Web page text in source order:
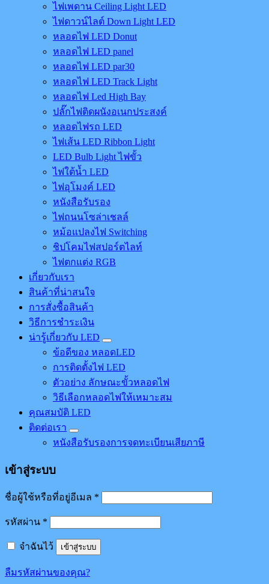
ไฟเพดาน Ceiling Light LED
ไฟดาวน์ไลต์ Down Light LED
หลอดไฟ LED Donut
หลอดไฟ LED panel
หลอดไฟ LED par30
หลอดไฟ LED Track Light
หลอดไฟ Led High Bay
ปลั๊กไฟติดผนังอเนกประสงค์
หลอดไฟรถ LED
ไฟเส้น LED Ribbon Light
LED Bulb Light ไฟขั้ว
ไฟใต้น้ำ LED
ไฟอุโมงค์ LED
หนังสือรับรอง
ไฟถนนโซล่าเชลล์
หม้อแปลงไฟ Switching
ชิปโคมไฟสปอร์ตไลท์
ไฟตกแต่ง RGB
เกี่ยวกับเรา
สินค้าที่น่าสนใจ
การสั่งซื้อสินค้า
วิธีการชำระเงิน
น่ารู้เกี่ยวกับ LED
ข้อดีของ หลอดLED
การติดตั้งไฟ LED
ตัวอย่าง ลักษณะขั้วหลอดไฟ
วิธีเลือกหลอดไฟให้เหมาะสม
คุณสมบัติ LED
ติดต่อเรา
หนังสือรับรองการจดทะเบียนเสียภาษี
เข้าสู่ระบบ
ชื่อผู้ใช้หรือที่อยู่อีเมล *
รหัสผ่าน *
จำฉันไว้ เข้าสู่ระบบ
ลืมรหัสผ่านของคุณ?